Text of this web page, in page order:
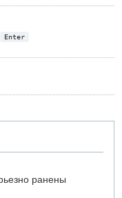
Enter
ранены